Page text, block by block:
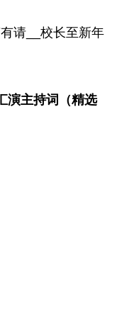
请__校长至新年
演主持词（精选